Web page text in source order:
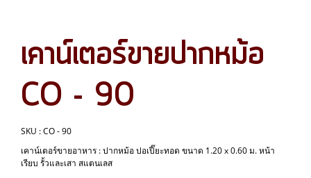
เคาน์เตอร์ขายปากหม้อ
CO - 90
SKU : CO - 90
เคาน์เตอร์ขายอาหาร : ปากหม้อ ปอเปี๊ยะทอด ขนาด 1.20 x 0.60 ม. หน้า
เรียบ รั้วและเสา สแตนเลส